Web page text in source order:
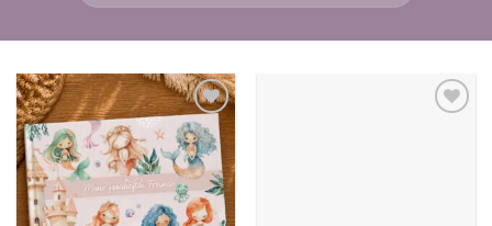
Zur
Wunschliste
hinzufügen